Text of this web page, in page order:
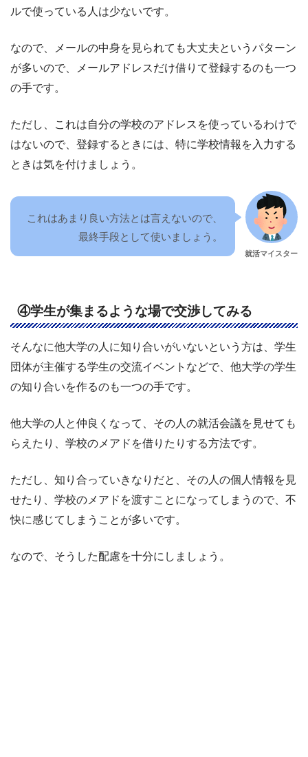
ルで使っている人は少ないです。
なので、メールの中身を見られても大丈夫というパターン
が多いので、メールアドレスだけ借りて登録するのも一つ
の手です。
ただし、これは自分の学校のアドレスを使っているわけで
はないので、登録するときには、特に学校情報を入力する
ときは気を付けましょう。
就活マイスター
これはあまり良い方法とは言えないので、
最終手段として使いましょう。
④学生が集まるような場で交渉してみる
そんなに他大学の人に知り合いがいないという方は、学生
団体が主催する学生の交流イベントなどで、他大学の学生
の知り合いを作るのも一つの手です。
他大学の人と仲良くなって、その人の就活会議を見せても
らえたり、学校のメアドを借りたりする方法です。
ただし、知り合っていきなりだと、その人の個人情報を見
せたり、学校のメアドを渡すことになってしまうので、不
快に感じてしまうことが多いです。
なので、そうした配慮を十分にしましょう。